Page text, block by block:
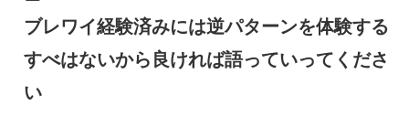
ブレワイ経験済みには逆パターンを体験する
すべはないから良ければ語っていってくださ
い